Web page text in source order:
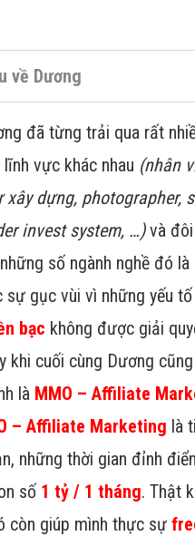
về Dương
đã từng trải qua rất
lĩnh vực khác nhau (nhân
xây dựng, photographer,
invest system, …)và đôi
số ngành nghề đó là
sự gục vùi vì những yếu
bạc không được giải
khi cuối cùng Dương
là MMO – Affiliate
– Affiliate Marketing là
những thời gian đỉnh
số 1 tỷ / 1 tháng. Thật
còn giúp mình thực sự